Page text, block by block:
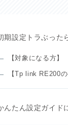
期設定トラぶった
【対象になる方】
【Tp link RE200
んたん設定ガイド